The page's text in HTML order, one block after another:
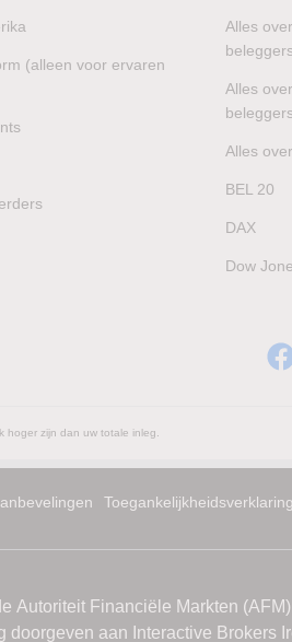
(alleen voor ervaren
Alles
Alles
Alles
BEL 20
DAX
Dow
hoger zijn dan uw totale inleg.
Toegankelijkheidsverklaring